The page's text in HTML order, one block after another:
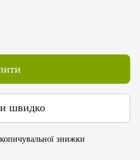
швидко
знижки